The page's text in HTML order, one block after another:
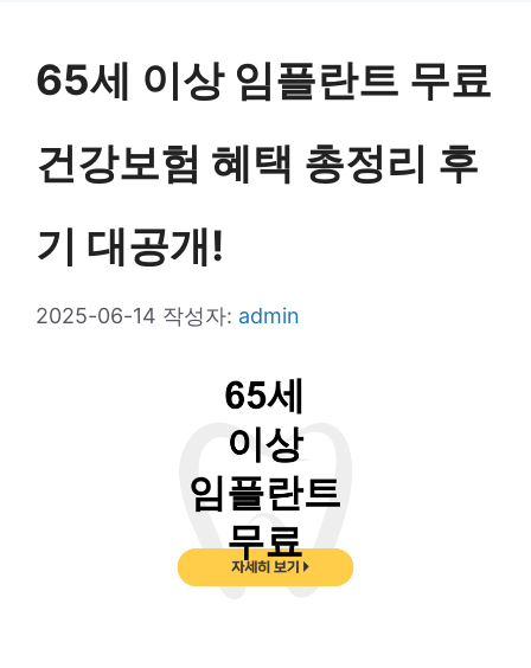
65세 이상 임플란트 무료
건강보험 혜택 총정리 후
기 대공개!
2025-06-14 작성자: admin